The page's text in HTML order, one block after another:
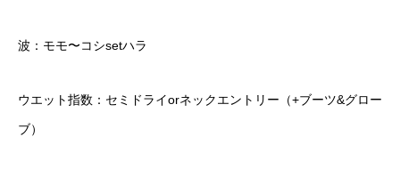
波：モモ〜コシsetハラ
ウエット指数：セミドライorネックエントリー（+ブーツ&グロー
ブ）